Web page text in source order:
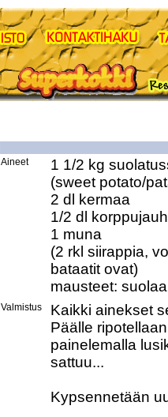
Aineet
1 1/2 kg
(sweet potato/
2 dl kermaa
1/2 dl
1 muna
(2 rkl siirappia,
bataatit ovat)
Valmistus
Kaikki ainekset
Päälle
painelemalla
sattuu...
Kypsennetään